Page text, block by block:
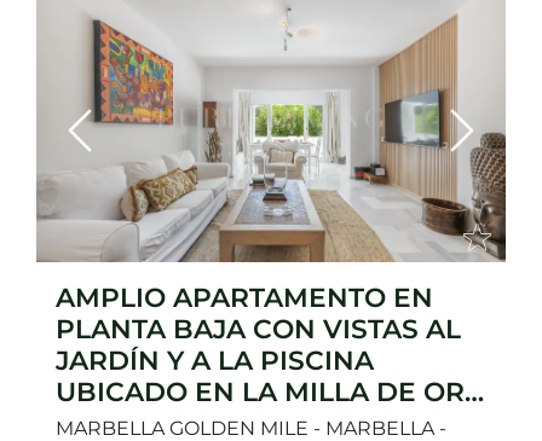
Previous Next
AMPLIO APARTAMENTO EN
PLANTA BAJA CON VISTAS AL
JARDÍN Y A LA PISCINA
UBICADO EN LA MILLA DE ORO
DE MARBELLA
MARBELLA GOLDEN MILE - MARBELLA -